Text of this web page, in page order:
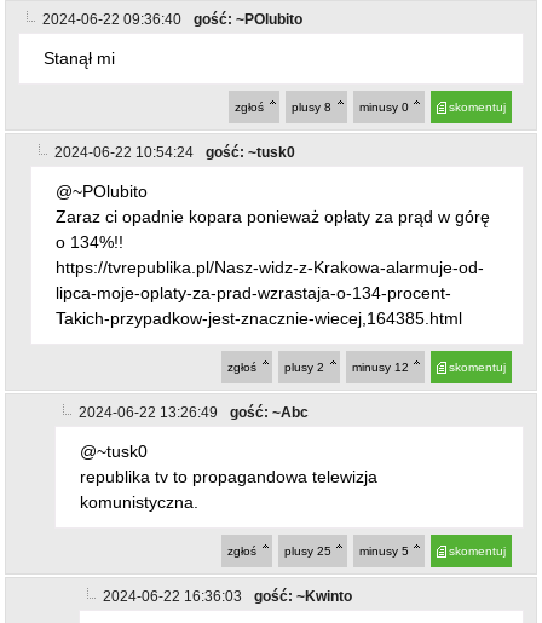
2024-06-22 09:36:40 gość: ~POlubito
Stanął mi
skomentuj
minusy 0
plusy 8
zgłoś
2024-06-22 10:54:24 gość: ~tusk0
@~POlubito
Zaraz ci opadnie kopara ponieważ opłaty za prąd w górę
o 134%!!
https://tvrepublika.pl/Nasz-widz-z-Krakowa-alarmuje-od-
lipca-moje-oplaty-za-prad-wzrastaja-o-134-procent-
Takich-przypadkow-jest-znacznie-wiecej,164385.html
skomentuj
minusy 12
plusy 2
zgłoś
2024-06-22 13:26:49 gość: ~Abc
@~tusk0
republika tv to propagandowa telewizja
komunistyczna.
skomentuj
minusy 5
plusy 25
zgłoś
2024-06-22 16:36:03 gość: ~Kwinto